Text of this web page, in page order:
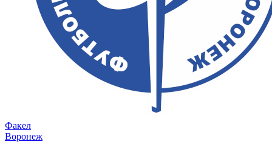
Факел
Воронеж